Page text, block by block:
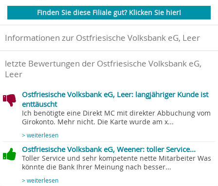
Finden Sie diese Filiale gut? Klicken Sie hier!
Informationen zur Ostfriesische Volksbank eG, Leer
letzte Bewertungen der Ostfriesische Volksbank eG,
Leer
Ostfriesische Volksbank eG, Leer: langjähriger Kunde ist
enttäuscht
Ich benötigte eine Direkt MC mit direkter Abbuchung vom
Girokonto. Mehr nicht. Die Karte wurde am x...
> weiterlesen
Ostfriesische Volksbank eG, Weener: toller Service...
Toller Service und sehr kompetente nette Mitarbeiter Was
könnte die Bank Ihrer Meinung nach besser...
> weiterlesen